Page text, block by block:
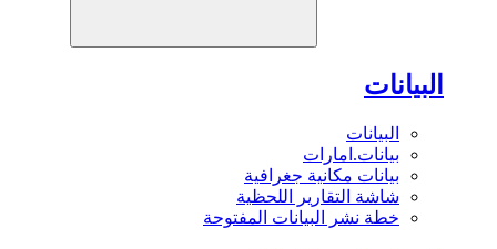
البيانات
البيانات
بيانات.امارات
بيانات مكانية جغرافية
شاشة التقارير اللحظية
خطة نشر البيانات المفتوحة